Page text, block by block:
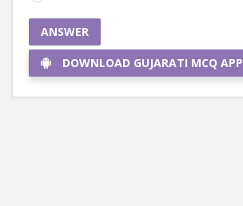
ANSWER
DOWNLOAD GUJARATI MCQ APP